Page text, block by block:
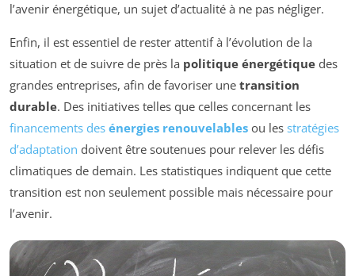
l’avenir énergétique, un sujet d’actualité à ne pas négliger.
Enfin, il est essentiel de rester attentif à l’évolution de la
situation et de suivre de près la politique énergétique des
grandes entreprises, afin de favoriser une transition
durable. Des initiatives telles que celles concernant les
financements des énergies renouvelables ou les stratégies
d’adaptation doivent être soutenues pour relever les défis
climatiques de demain. Les statistiques indiquent que cette
transition est non seulement possible mais nécessaire pour
l’avenir.